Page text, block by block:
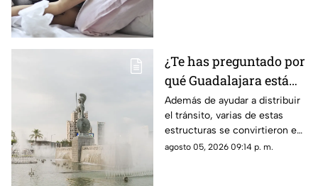
¿Te has preguntado por
qué Guadalajara está
llena de glorietas? Esta
es la razón
Además de ayudar a distribuir
el tránsito, varias de estas
estructuras se convirtieron en
símbolos de la ciudad y puntos
agosto 05, 2026 09:14 p. m.